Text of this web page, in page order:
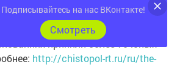
Чистополе прошел традиционный
Алексея Шабаева. На этот
приняли более 70 юных
http://chistopol-rt.ru/ru/the-
Подписывайтесь на нас ВКонтакте!
Cмотреть